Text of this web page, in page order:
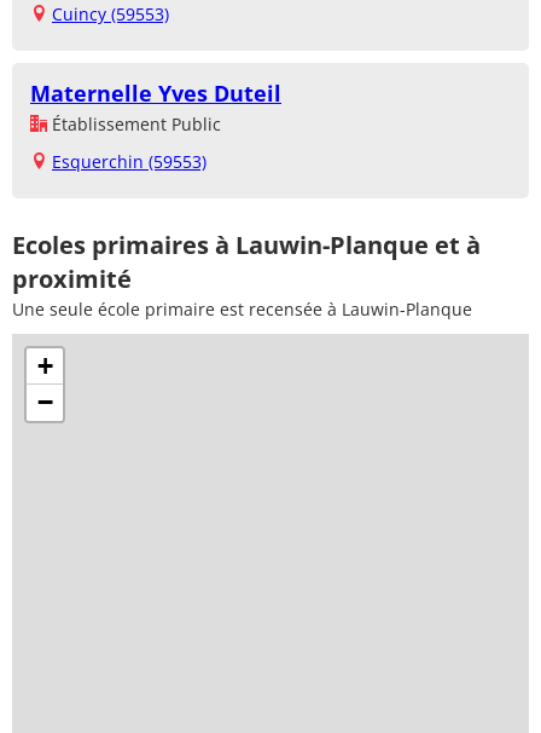
Cuincy (59553)
Maternelle Yves Duteil
Établissement Public
Esquerchin (59553)
Ecoles primaires à Lauwin-Planque et à
proximité
Une seule école primaire est recensée à Lauwin-Planque
+
−